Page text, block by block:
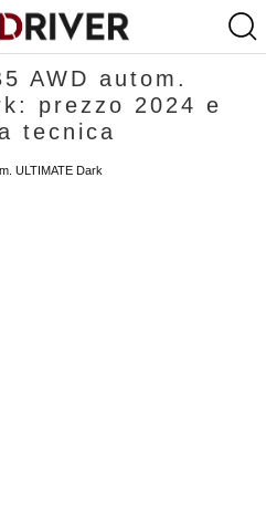
AWD autom.
prezzo 2024 e
tecnica
ULTIMATE Dark